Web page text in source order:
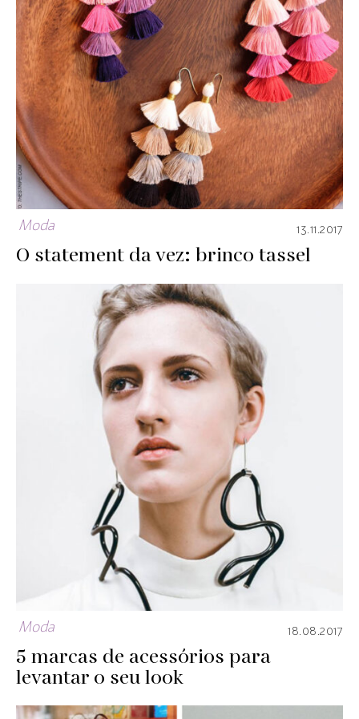
Moda 13.11.2017
O statement da vez: brinco tassel
Moda 18.08.2017
5 marcas de acessórios para
levantar o seu look